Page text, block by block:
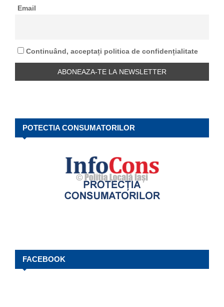
H
Email
Continuând, acceptați politica de confidențialitate
POTECTIA CONSUMATORILOR
FACEBOOK